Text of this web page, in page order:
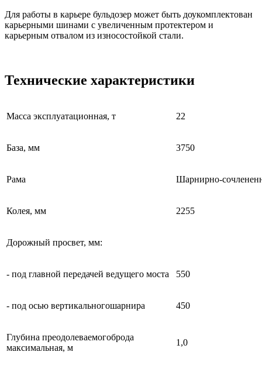
Для работы в карьере бульдозер может быть доукомплектован
карьерными шинами с увеличенным протектером и
карьерным отвалом из износостойкой стали.
Технические характеристики
Масса эксплуатационная, т 22
База, мм 3750
Рама Шарнирно-
Колея, мм 2255
Дорожный просвет, мм:
- под главной передачей ведущего моста 550
- под осью вертикальногошарнира 450
Глубина преодолеваемогоброда
максимальная, м
1,0